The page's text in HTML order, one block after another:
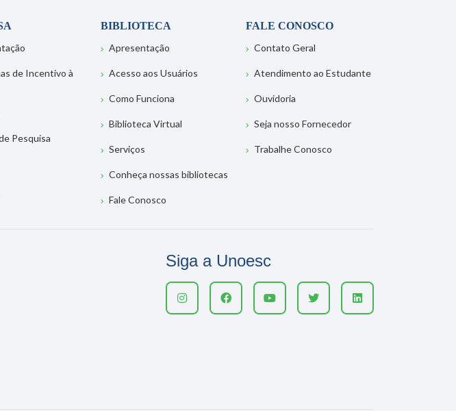
de Incentivo à
Pesquisa
BIBLIOTECA
Apresentação
Acesso aos Usuários
Como Funciona
Biblioteca Virtual
Serviços
Conheça nossas bibliotecas
Fale Conosco
FALE CONOSCO
Contato Geral
Atendimento ao Estudante
Ouvidoria
Seja nosso Fornecedor
Trabalhe Conosco
Siga a Unoesc